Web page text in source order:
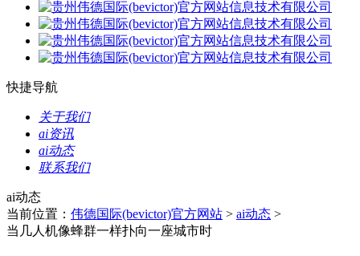
快捷导航
关于我们
ai资讯
ai动态
联系我们
ai动态
当前位置： 伟德国际(bevictor)官方网站 > ai动态 >
当几人机像蜂群一样扑向一座城市时